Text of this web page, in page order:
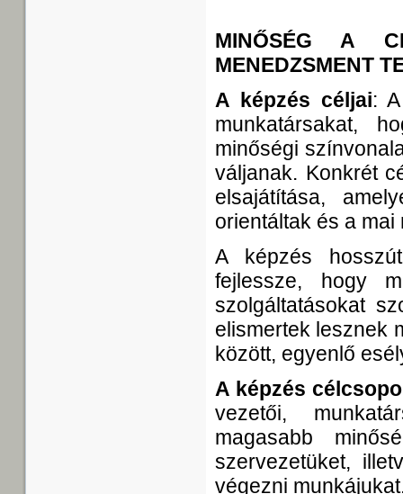
MINŐSÉG A
MENEDZSMENT
A képzés céljai:
munkatársakat,
minőségi
váljanak. Konkrét
elsajátítása,
orientáltak és a
A képzés
fejlessze, hogy
szolgáltatásokat
elismertek lesznek
között, egyenlő
A képzés
vezetői,
magasabb
szervezetüket,
végezni